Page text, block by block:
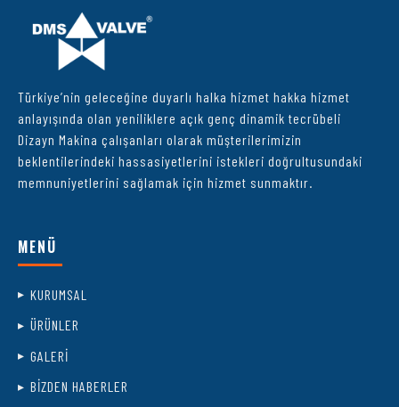
Türkiye’nin geleceğine duyarlı halka hizmet hakka hizmet
anlayışında olan yeniliklere açık genç dinamik tecrübeli
Dizayn Makina çalışanları olarak müşterilerimizin
beklentilerindeki hassasiyetlerini istekleri doğrultusundaki
memnuniyetlerini sağlamak için hizmet sunmaktır.
MENÜ
KURUMSAL
ÜRÜNLER
GALERİ
BİZDEN HABERLER